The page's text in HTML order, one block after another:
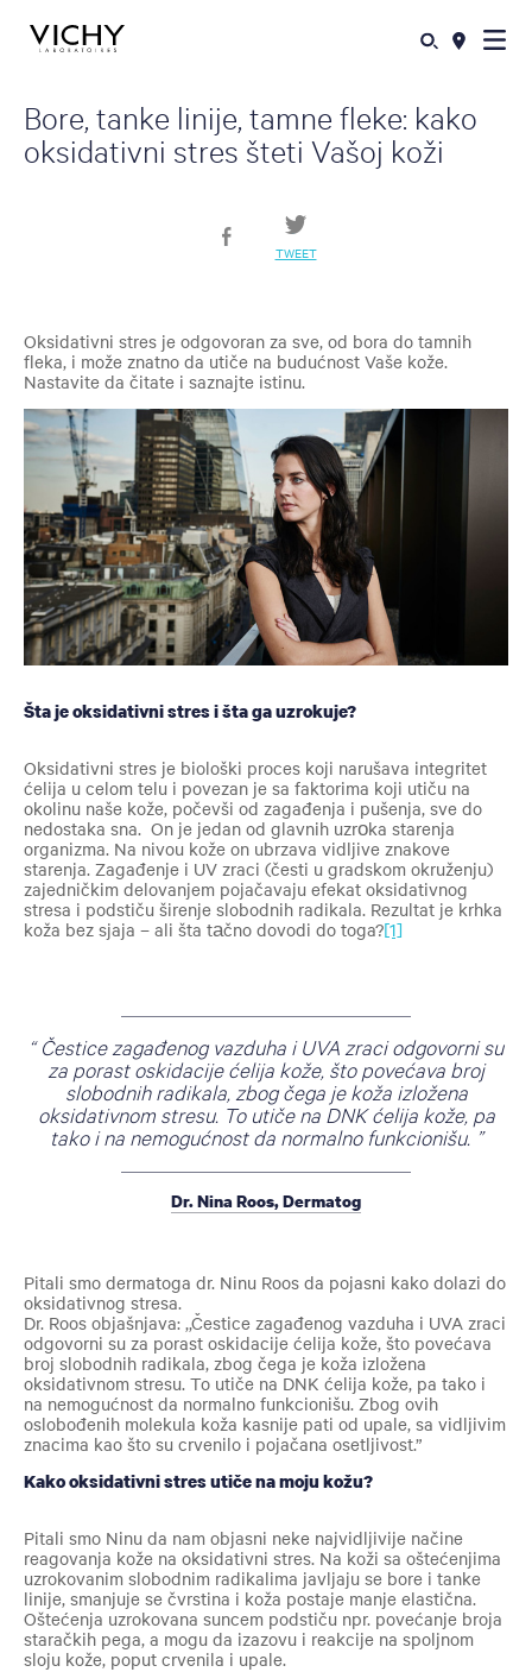
Bore, tanke linije, tamne fleke: kako
oksidativni stres šteti Vašoj koži
TWEET
Oksidativni stres je odgovoran za sve, od bora do tamnih
fleka, i može znatno da utiče na budućnost Vaše kože.
Nastavite da čitate i saznajte istinu.
Šta je oksidativni stres i šta ga uzrokuje?
Oksidativni stres je biološki proces koji narušava integritet
ćelija u celom telu i povezan je sa faktorima koji utiču na
okolinu naše kože, počevši od zagađenja i pušenja, sve do
nedostaka sna. On je jedan od glavnih uzrоka starenja
organizma. Na nivou kože on ubrzava vidljive znakove
starenja. Zagađenje i UV zraci (česti u gradskom okruženju)
zajedničkim delovanjem pojačavaju efekat oksidativnog
stresa i podstiču širenje slobodnih radikala. Rezultat je krhka
koža bez sjaja – ali šta tаčno dovodi do toga?[1]
Čestice zagađenog vazduha i UVA zraci odgovorni su
za porast oskidacije ćelija kože, što povećava broj
slobodnih radikala, zbog čega je koža izložena
oksidativnom stresu. To utiče na DNK ćelija kože, pa
tako i na nemogućnost da normalno funkcionišu.
Dr. Nina Roos, Dermatog
Pitali smo dermatoga dr. Ninu Roos da pojasni kako dolazi do
oksidativnog stresa.
Dr. Roos objašnjava: ,,Čestice zagađenog vazduha i UVA zraci
odgovorni su za porast oskidacije ćelija kože, što povećava
broj slobodnih radikala, zbog čega je koža izložena
oksidativnom stresu. To utiče na DNK ćelija kože, pa tako i
na nemogućnost da normalno funkcionišu. Zbog ovih
oslobođenih molekula koža kasnije pati od upale, sa vidljivim
znacima kao što su crvenilo i pojačana osetljivost.”
Kako oksidativni stres utiče na moju kožu?
Pitali smo Ninu da nam objasni neke najvidljivije načine
reagovanja kože na oksidativni stres. Na koži sa oštećenjima
uzrokovanim slobodnim radikalima javljaju se bore i tanke
linije, smanjuje se čvrstina i koža postaje manje elastična.
Oštećenja uzrokovana suncem podstiču npr. povećanje broja
staračkih pega, a mogu da izazovu i reakcije na spoljnom
sloju kože, poput crvenila i upale.